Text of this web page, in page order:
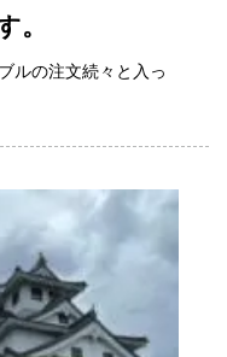
。
ルの注文続々と入っ